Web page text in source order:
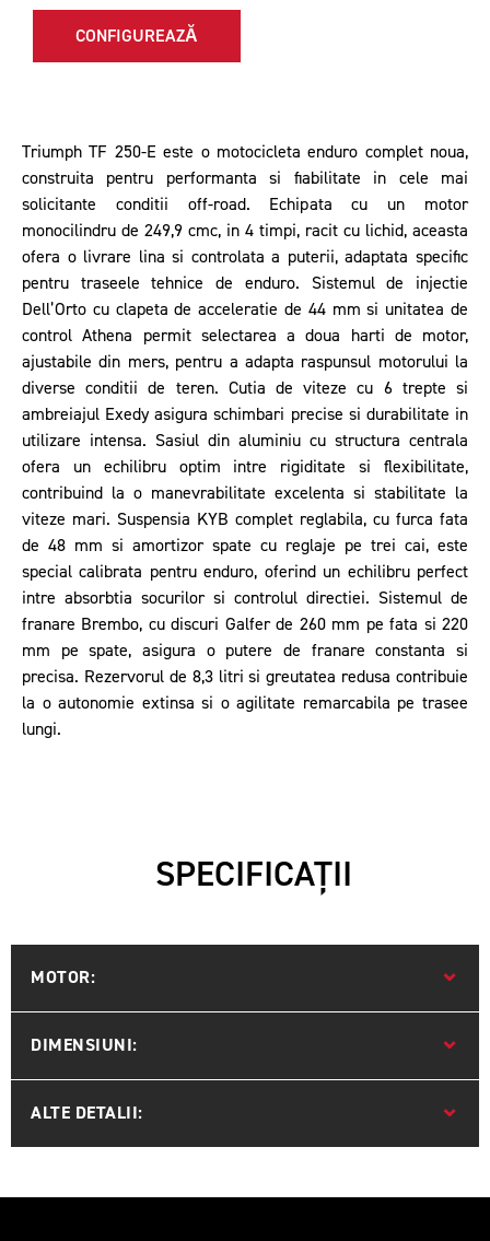
CONFIGUREAZĂ
Triumph TF 250-E este o motocicleta enduro complet noua,
construita pentru performanta si fiabilitate in cele mai
solicitante conditii off-road. Echipata cu un motor
monocilindru de 249,9 cmc, in 4 timpi, racit cu lichid, aceasta
ofera o livrare lina si controlata a puterii, adaptata specific
pentru traseele tehnice de enduro. Sistemul de injectie
Dell’Orto cu clapeta de acceleratie de 44 mm si unitatea de
control Athena permit selectarea a doua harti de motor,
ajustabile din mers, pentru a adapta raspunsul motorului la
diverse conditii de teren. Cutia de viteze cu 6 trepte si
ambreiajul Exedy asigura schimbari precise si durabilitate in
utilizare intensa. Sasiul din aluminiu cu structura centrala
ofera un echilibru optim intre rigiditate si flexibilitate,
contribuind la o manevrabilitate excelenta si stabilitate la
viteze mari. Suspensia KYB complet reglabila, cu furca fata
de 48 mm si amortizor spate cu reglaje pe trei cai, este
special calibrata pentru enduro, oferind un echilibru perfect
intre absorbtia socurilor si controlul directiei. Sistemul de
franare Brembo, cu discuri Galfer de 260 mm pe fata si 220
mm pe spate, asigura o putere de franare constanta si
precisa. Rezervorul de 8,3 litri si greutatea redusa contribuie
la o autonomie extinsa si o agilitate remarcabila pe trasee
lungi.
SPECIFICAȚII
MOTOR:
DIMENSIUNI:
ALTE DETALII: